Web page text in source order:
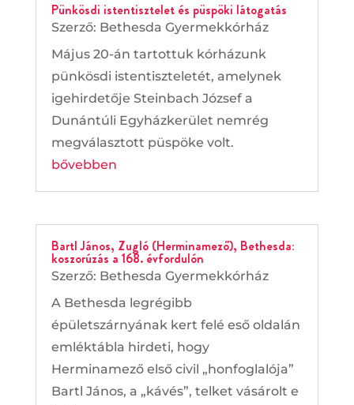
Pünkösdi istentisztelet és püspöki látogatás
Szerző: Bethesda Gyermekkórház
Május 20-án tartottuk kórházunk
pünkösdi istentiszteletét, amelynek
igehirdetője Steinbach József a
Dunántúli Egyházkerület nemrég
megválasztott püspöke volt.
bővebben
Bartl János, Zugló (Herminamező), Bethesda:
koszorúzás a 168. évfordulón
Szerző: Bethesda Gyermekkórház
A Bethesda legrégibb
épületszárnyának kert felé eső oldalán
emléktábla hirdeti, hogy
Herminamező első civil „honfoglalója”
Bartl János, a „kávés”, telket vásárolt e